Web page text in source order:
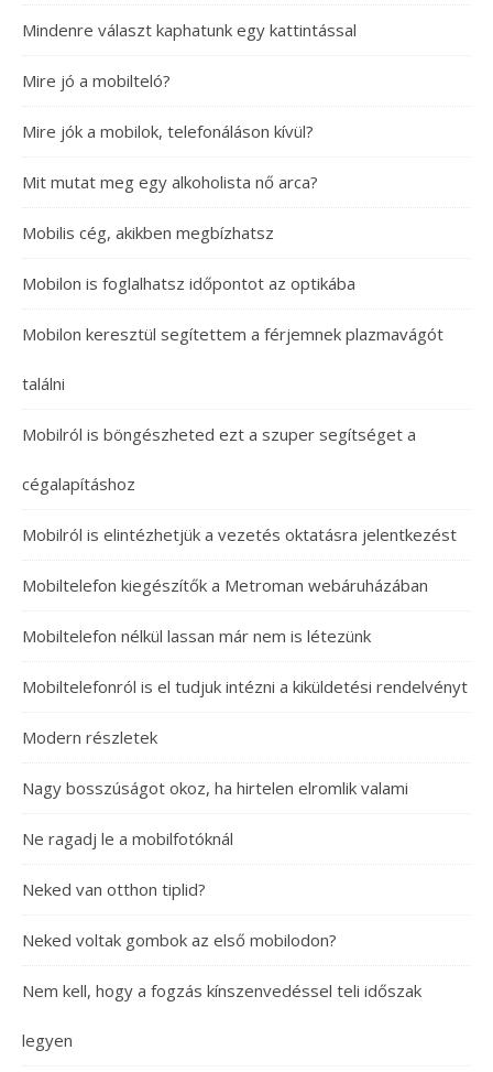
Mindenre választ kaphatunk egy kattintással
Mire jó a mobilteló?
Mire jók a mobilok, telefonáláson kívül?
Mit mutat meg egy alkoholista nő arca?
Mobilis cég, akikben megbízhatsz
Mobilon is foglalhatsz időpontot az optikába
Mobilon keresztül segítettem a férjemnek plazmavágót
találni
Mobilról is böngészheted ezt a szuper segítséget a
cégalapításhoz
Mobilról is elintézhetjük a vezetés oktatásra jelentkezést
Mobiltelefon kiegészítők a Metroman webáruházában
Mobiltelefon nélkül lassan már nem is létezünk
Mobiltelefonról is el tudjuk intézni a kiküldetési rendelvényt
Modern részletek
Nagy bosszúságot okoz, ha hirtelen elromlik valami
Ne ragadj le a mobilfotóknál
Neked van otthon tiplid?
Neked voltak gombok az első mobilodon?
Nem kell, hogy a fogzás kínszenvedéssel teli időszak
legyen